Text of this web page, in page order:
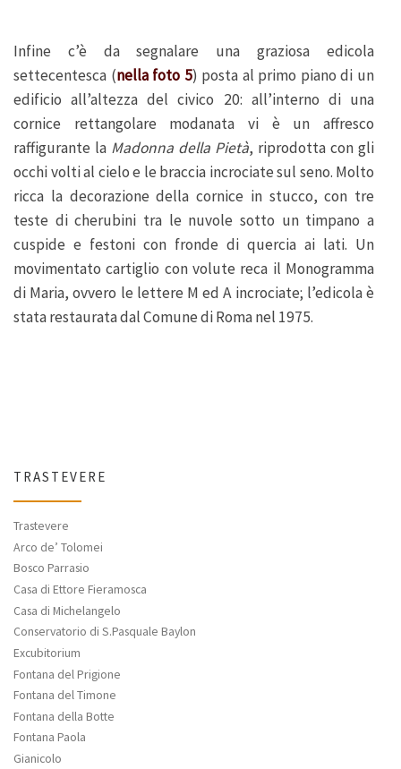
Infine c’è da segnalare una graziosa edicola
settecentesca (nella foto 5) posta al primo piano di un
edificio all’altezza del civico 20: all’interno di una
cornice rettangolare modanata vi è un affresco
raffigurante la Madonna della Pietà, riprodotta con gli
occhi volti al cielo e le braccia incrociate sul seno. Molto
ricca la decorazione della cornice in stucco, con tre
teste di cherubini tra le nuvole sotto un timpano a
cuspide e festoni con fronde di quercia ai lati. Un
movimentato cartiglio con volute reca il Monogramma
di Maria, ovvero le lettere M ed A incrociate; l’edicola è
stata restaurata dal Comune di Roma nel 1975.
TRASTEVERE
Trastevere
Arco de’ Tolomei
Bosco Parrasio
Casa di Ettore Fieramosca
Casa di Michelangelo
Conservatorio di S.Pasquale Baylon
Excubitorium
Fontana del Prigione
Fontana del Timone
Fontana della Botte
Fontana Paola
Gianicolo